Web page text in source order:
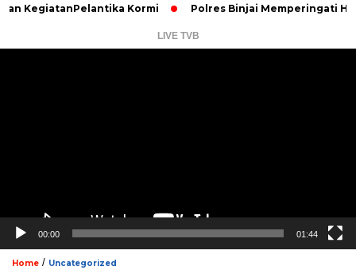
Kormi Polres Binjai Memperingati Hari
LIVE TVB
00:00 01:44
Home / Uncategorized